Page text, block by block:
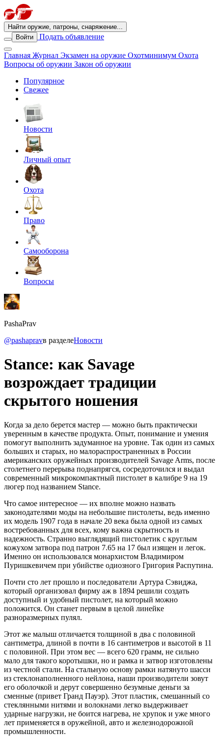
Найти оружие, патроны, снаряжение...
Войти
Подать объявление
Главная Журнал Экзамен на оружие Охотминимум Охота
Вопросы об оружии Закон об оружии
Популярное
Свежее
Новости
Личный опыт
Охота
Право
Самооборона
Вопросы
PashaPrav
@pashapravв разделеНовости
Stance: как Savage
возрождает традиции
скрытого ношения
Когда за дело берется мастер — можно быть практически
уверенным в качестве продукта. Опыт, понимание и умения
помогут выполнить задуманное на уровне. Так один из самых
больших и старых, но малораспространенных в России
американских оружейных производителей Savage Arms, после
столетнего перерыва поднапрягся, сосредоточился и выдал
современный микрокомпактный пистолет в калибре 9 на 19
люгер под названием Stance.
Что самое интересное — их вполне можно назвать
законодателями моды на небольшие пистолеты, ведь именно
их модель 1907 года в начале 20 века была одной из самых
востребованных для всех, кому важна скрытность и
надежность. Странно выглядящий пистолетик с круглым
кожухом затвора под патрон 7.65 на 17 был изящен и легок.
Именно он использовался монархистом Владимиром
Пуришкевичем при убийстве одиозного Григория Распутина.
Почти сто лет прошло и последователи Артура Сэвиджа,
который организовал фирму аж в 1894 решили создать
доступный и удобный пистолет, на который можно
положится. Он станет первым в целой линейке
разноразмерных пулял.
Этот же малыш отличается толщиной в два с половиной
сантиметра, длиной в почти в 16 сантиметров и высотой в 11
с половиной. При этом вес — всего 620 грамм, не сильно
мало для такого коротышки, но и рамка и затвор изготовлены
из честной стали. На стальную основу рамки натянуто шасси
из стеклонаполненного нейлона, наши производители зовут
его оболочкой и дерут совершенно безумные деньги за
сменные (привет Гранд Пауэр). Этот пластик, смешанный со
стеклянными нитями и волокнами легко выдерживает
ударные нагрузки, не боится нагрева, не хрупок и уже много
лет применяется в оружейной, авто и железнодорожной
промышленности.